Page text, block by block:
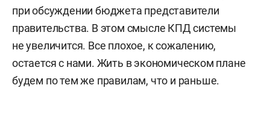
при обсуждении бюджета представители
правительства. В этом смысле КПД системы
не увеличится. Все плохое, к сожалению,
остается с нами. Жить в экономическом плане
будем по тем же правилам, что и раньше.